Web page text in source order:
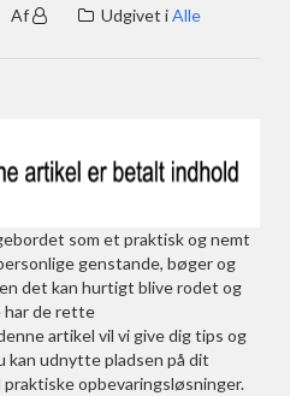
Af Udgivet iAlle
som et praktisk og nemt
genstande, bøger og
det kan hurtigt blive rodet og
har de rette
artikel vil vi give dig tips og
kan udnytte pladsen på dit
opbevaringsløsninger.